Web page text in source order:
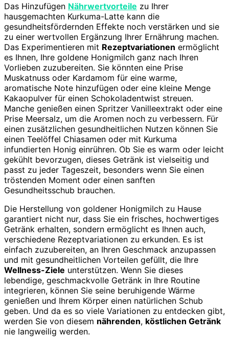
Das Hinzufügen Nährwertvorteile zu Ihrer
hausgemachten Kurkuma-Latte kann die
gesundheitsfördernden Effekte noch verstärken und sie
zu einer wertvollen Ergänzung Ihrer Ernährung machen.
Das Experimentieren mit Rezeptvariationen ermöglicht
es Ihnen, Ihre goldene Honigmilch ganz nach Ihren
Vorlieben zuzubereiten. Sie könnten eine Prise
Muskatnuss oder Kardamom für eine warme,
aromatische Note hinzufügen oder eine kleine Menge
Kakaopulver für einen Schokoladentwist streuen.
Manche genießen einen Spritzer Vanilleextrakt oder eine
Prise Meersalz, um die Aromen noch zu verbessern. Für
einen zusätzlichen gesundheitlichen Nutzen können Sie
einen Teelöffel Chiasamen oder mit Kurkuma
infundierten Honig einrühren. Ob Sie es warm oder leicht
gekühlt bevorzugen, dieses Getränk ist vielseitig und
passt zu jeder Tageszeit, besonders wenn Sie einen
tröstenden Moment oder einen sanften
Gesundheitsschub brauchen.
Die Herstellung von goldener Honigmilch zu Hause
garantiert nicht nur, dass Sie ein frisches, hochwertiges
Getränk erhalten, sondern ermöglicht es Ihnen auch,
verschiedene Rezeptvariationen zu erkunden. Es ist
einfach zuzubereiten, an Ihren Geschmack anzupassen
und mit gesundheitlichen Vorteilen gefüllt, die Ihre
Wellness-Ziele unterstützen. Wenn Sie dieses
lebendige, geschmackvolle Getränk in Ihre Routine
integrieren, können Sie seine beruhigende Wärme
genießen und Ihrem Körper einen natürlichen Schub
geben. Und da es so viele Variationen zu entdecken gibt,
werden Sie von diesem nährenden, köstlichen Getränk
nie langweilig werden.